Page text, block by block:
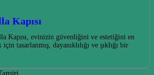
Kapısı
Kapısı, evinizin güvenliğini ve estetiğini en
tasarlanmış, dayanıklılığı ve şıklığı bir